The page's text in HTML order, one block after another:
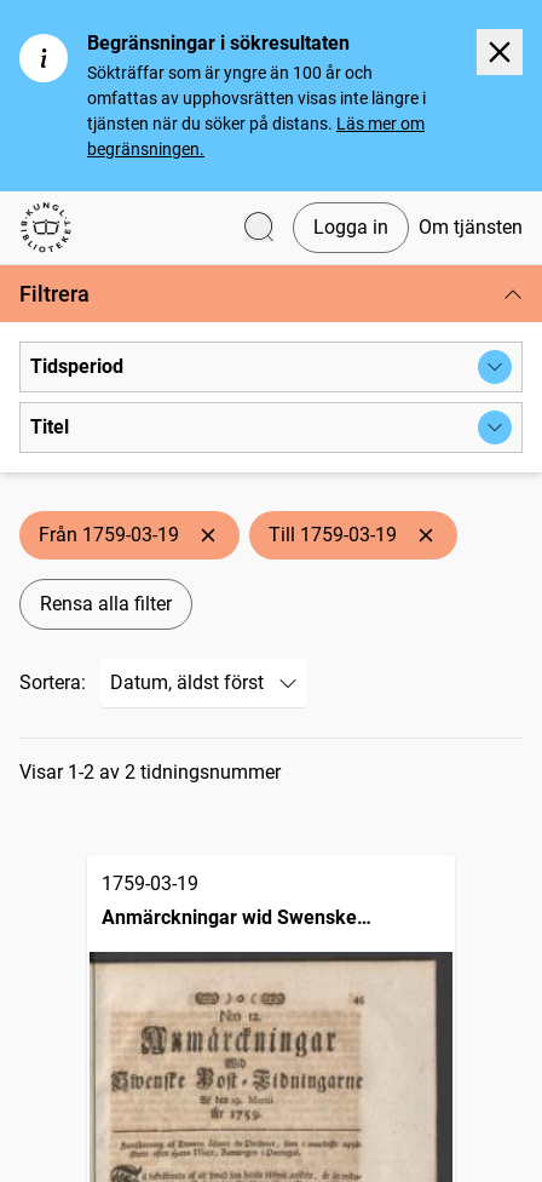
Begränsningar i sökresultaten
Sökträffar som är yngre än 100 år och
omfattas av upphovsrätten visas inte längre i
tjänsten när du söker på distans. Läs mer om
begränsningen.
Svenska tidningar
Logga in Om tjänsten
Filtrera
Tidsperiod
Titel
Från 1759-03-19 Till 1759-03-19
Rensa alla filter
Sortera:
Sökresultat
Visar 1-2 av 2 tidningsnummer
1759-03-19
Anmärckningar wid Swenske
posttidningarne